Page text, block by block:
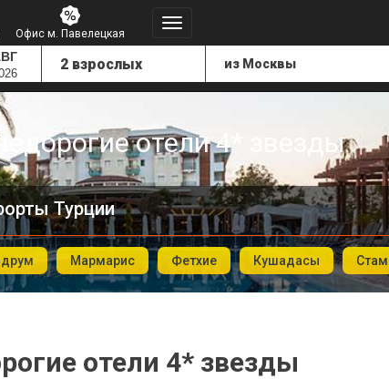
Офис м. Павелецкая
отели 4* звезды
Турции
Мармарис Фетхие Кушадасы
отели 4* звезды